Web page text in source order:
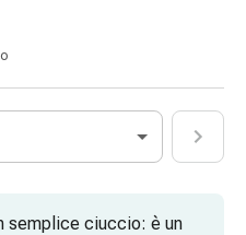
semplice ciuccio: è un